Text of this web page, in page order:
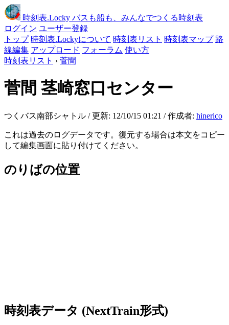
時刻表.Locky バスも船も、みんなでつくる時刻表
ログイン ユーザー登録
トップ 時刻表.Lockyについて 時刻表リスト 時刻表マップ 路
線編集 アップロード フォーラム 使い方
時刻表リスト › 菅間
菅間 茎崎窓口センター
つくバス南部シャトル / 更新: 12/10/15 01:21 / 作成者: hinerico
これは過去のログデータです。復元する場合は本文をコピー
して編集画面に貼り付けてください。
のりばの位置
時刻表データ (NextTrain形式)